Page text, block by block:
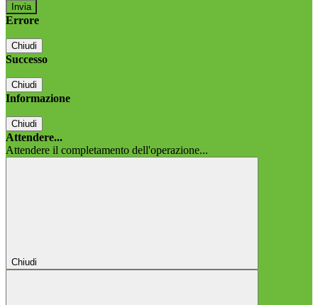
Errore
Chiudi
Successo
Chiudi
Informazione
Chiudi
Attendere...
Attendere il completamento dell'operazione...
Chiudi